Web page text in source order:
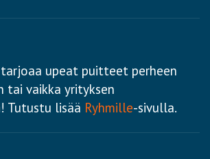
upeat puitteet perheen
tai vaikka yrityksen
Tutustu lisää Ryhmille-sivulla.